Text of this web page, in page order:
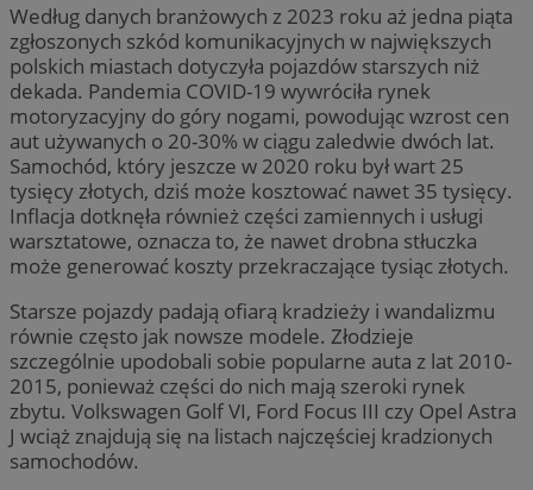
Według danych branżowych z 2023 roku aż jedna piąta
zgłoszonych szkód komunikacyjnych w największych
polskich miastach dotyczyła pojazdów starszych niż
dekada. Pandemia COVID-19 wywróciła rynek
motoryzacyjny do góry nogami, powodując wzrost cen
aut używanych o 20-30% w ciągu zaledwie dwóch lat.
Samochód, który jeszcze w 2020 roku był wart 25
tysięcy złotych, dziś może kosztować nawet 35 tysięcy.
Inflacja dotknęła również części zamiennych i usługi
warsztatowe, oznacza to, że nawet drobna stłuczka
może generować koszty przekraczające tysiąc złotych.
Starsze pojazdy padają ofiarą kradzieży i wandalizmu
równie często jak nowsze modele. Złodzieje
szczególnie upodobali sobie popularne auta z lat 2010-
2015, ponieważ części do nich mają szeroki rynek
zbytu. Volkswagen Golf VI, Ford Focus III czy Opel Astra
J wciąż znajdują się na listach najczęściej kradzionych
samochodów.